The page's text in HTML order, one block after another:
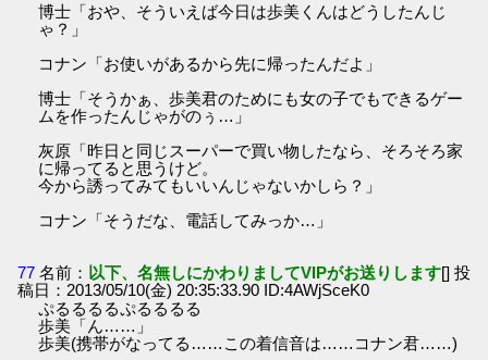
博士「おや、そういえば今日は歩美くんはどうしたんじ
ゃ？」
コナン「お使いがあるから先に帰ったんだよ」
博士「そうかぁ、歩美君のためにも女の子でもできるゲー
ムを作ったんじゃがのぅ…」
灰原「昨日と同じスーパーで買い物したなら、そろそろ家
に帰ってると思うけど。
今から誘ってみてもいいんじゃないかしら？」
コナン「そうだな、電話してみっか…」
77 名前： 以下、名無しにかわりましてVIPがお送りします[] 投
稿日：2013/05/10(金) 20:35:33.90 ID:4AWjSceK0
ぷるるるるぷるるるる
歩美「ん……」
歩美(携帯がなってる……この着信音は……コナン君……)